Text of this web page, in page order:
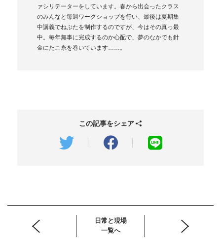
ァシリテーターをしています。春から出会ったクラス
のみんなと毎週ワークショップを行い、最後は夏期集
中講義でねぶたを制作するのですが、今はその真っ最
中。毎年無事に完成するのか心配で、夢のなかでも針
金にたこ糸を巻いています……。
この記事をシェア
日常と現場
一覧へ